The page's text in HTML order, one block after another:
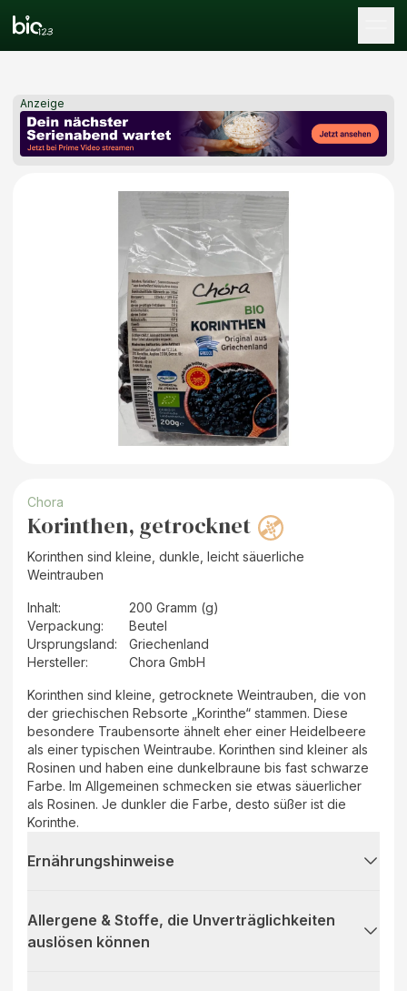
Anzeige
Chora
Korinthen, getrocknet
Korinthen sind kleine, dunkle, leicht säuerliche
Weintrauben
Inhalt:
200 Gramm (g)
Verpackung:
Beutel
Ursprungsland:
Griechenland
Hersteller: Chora GmbH
Korinthen sind kleine, getrocknete Weintrauben, die von
der griechischen Rebsorte „Korinthe“ stammen. Diese
besondere Traubensorte ähnelt eher einer Heidelbeere
als einer typischen Weintraube. Korinthen sind kleiner als
Rosinen und haben eine dunkelbraune bis fast schwarze
Farbe. Im Allgemeinen schmecken sie etwas säuerlicher
als Rosinen. Je dunkler die Farbe, desto süßer ist die
Korinthe.
Ernährungshinweise
Allergene & Stoffe, die Unverträglichkeiten
auslösen können